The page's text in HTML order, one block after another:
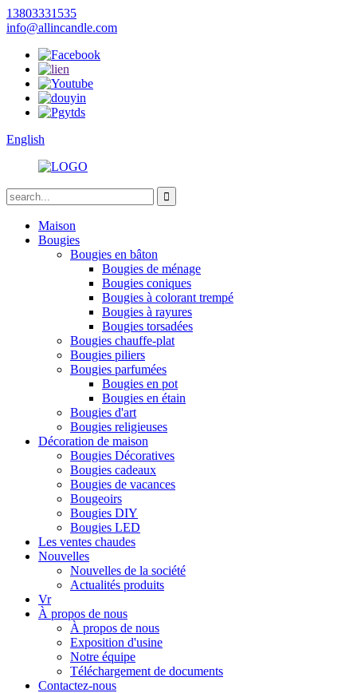
13803331535
info@allincandle.com
English
Maison
Bougies
Bougies en bâton
Bougies de ménage
Bougies coniques
Bougies à colorant trempé
Bougies à rayures
Bougies torsadées
Bougies chauffe-plat
Bougies piliers
Bougies parfumées
Bougies en pot
Bougies en étain
Bougies d'art
Bougies religieuses
Décoration de maison
Bougies Décoratives
Bougies cadeaux
Bougies de vacances
Bougeoirs
Bougies DIY
Bougies LED
Les ventes chaudes
Nouvelles
Nouvelles de la société
Actualités produits
Vr
À propos de nous
À propos de nous
Exposition d'usine
Notre équipe
Téléchargement de documents
Contactez-nous